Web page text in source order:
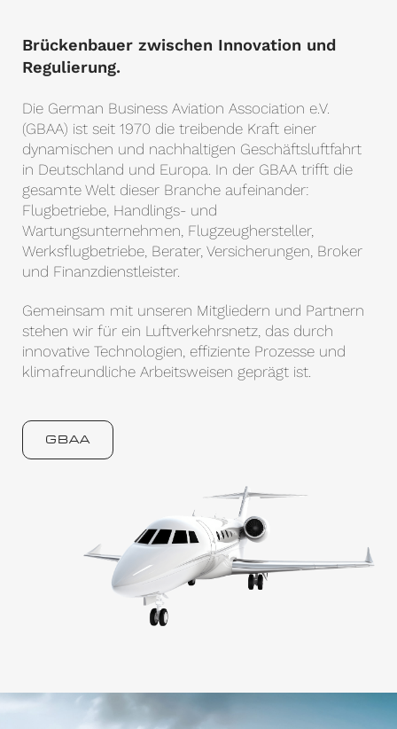
Brückenbauer zwischen Innovation und
Regulierung.
Die German Business Aviation Association e.V.
(GBAA) ist seit 1970 die treibende Kraft einer
dynamischen und nachhaltigen Geschäftsluftfahrt
in Deutschland und Europa. In der GBAA trifft die
gesamte Welt dieser Branche aufeinander:
Flugbetriebe, Handlings- und
Wartungsunternehmen, Flugzeughersteller,
Werksflugbetriebe, Berater, Versicherungen, Broker
und Finanzdienstleister.
Gemeinsam mit unseren Mitgliedern und Partnern
stehen wir für ein Luftverkehrsnetz, das durch
innovative Technologien, effiziente Prozesse und
klimafreundliche Arbeitsweisen geprägt ist.
GBAA